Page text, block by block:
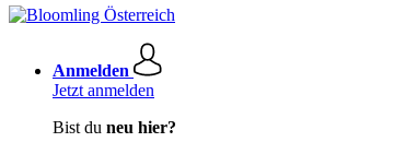
Anmelden
Jetzt anmelden
Bist du neu hier?